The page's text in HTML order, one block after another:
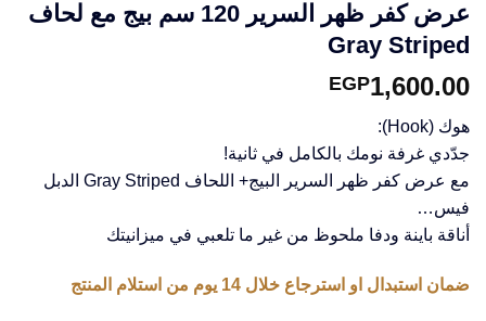
عرض كفر ظهر السرير 120 سم بيج مع لحاف
Gray Striped
EGP1,600.00
هوك (Hook):
جدّدي غرفة نومك بالكامل في ثانية!
مع عرض كفر ظهر السرير البيج+ اللحاف Gray Striped الدبل
فيس…
أناقة باينة ودفا ملحوظ من غير ما تلعبي في ميزانيتك
ضمان استبدال او استرجاع خلال 14 يوم من استلام المنتج